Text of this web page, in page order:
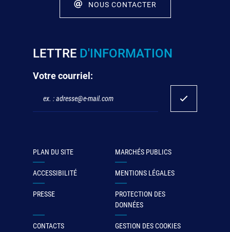
NOUS CONTACTER
LETTRE D'INFORMATION
Votre courriel:
PLAN DU SITE MARCHÉS PUBLICS
ACCESSIBILITÉ MENTIONS LÉGALES
PRESSE
PROTECTION DES
DONNÉES
CONTACTS GESTION DES COOKIES